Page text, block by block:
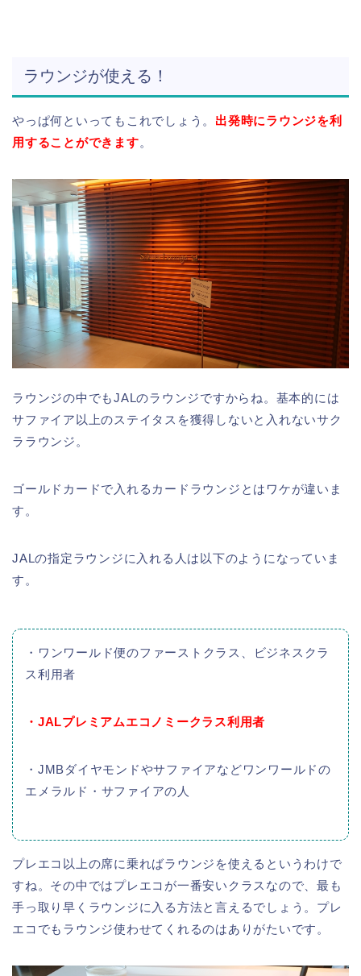
ラウンジが使える！
やっぱ何といってもこれでしょう。 出発時にラウンジを利
用することができます。
ラウンジの中でもJALのラウンジですからね。基本的には
サファイア以上のステイタスを獲得しないと入れないサク
ララウンジ。
ゴールドカードで入れるカードラウンジとはワケが違いま
す。
JALの指定ラウンジに入れる人は以下のようになっていま
す。
・ワンワールド便のファーストクラス、ビジネスクラ
ス利用者
・JALプレミアムエコノミークラス利用者
・JMBダイヤモンドやサファイアなどワンワールドの
エメラルド・サファイアの人
プレエコ以上の席に乗ればラウンジを使えるというわけで
すね。その中ではプレエコが一番安いクラスなので、最も
手っ取り早くラウンジに入る方法と言えるでしょう。プレ
エコでもラウンジ使わせてくれるのはありがたいです。